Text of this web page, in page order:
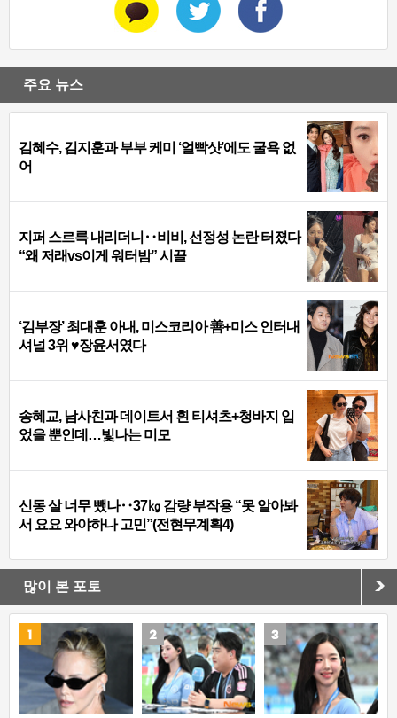
주요 뉴스
김혜수, 김지훈과 부부 케미 ‘얼빡샷’에도 굴욕 없
어
지퍼 스르륵 내리더니‥비비, 선정성 논란 터졌다
“왜 저래vs이게 워터밤” 시끌
‘김부장’ 최대훈 아내, 미스코리아 善+미스 인터내
셔널 3위 ♥장윤서였다
송혜교, 남사친과 데이트서 흰 티셔츠+청바지 입
었을 뿐인데…빛나는 미모
신동 살 너무 뺐나‥37㎏ 감량 부작용 “못 알아봐
서 요요 와야하나 고민”(전현무계획4)
많이 본 포토